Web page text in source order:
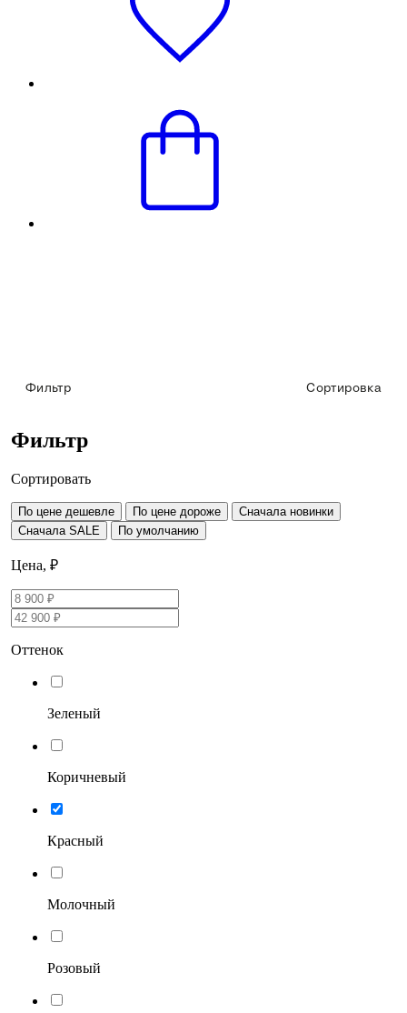
Фильтр Сортировка
Фильтр
Сортировать
По цене дешевле По цене дороже
Сначала новинки
Сначала SALE
По умолчанию
Цена, ₽
Оттенок
Зеленый
Коричневый
Красный
Молочный
Розовый